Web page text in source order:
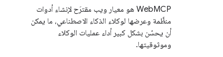
‫WebMCP هو معيار ويب مقترَح لإنشاء أدوات
منظَّمة وعرضها لوكلاء الذكاء الاصطناعي، ما يمكن
أن يحسّن بشكل كبير أداء عمليات الوكلاء
وموثوقيتها.